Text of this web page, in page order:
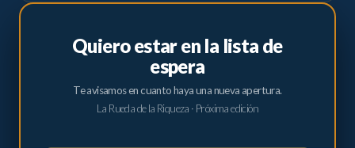
Quiero estar en la lista de
espera
Te avisamos en cuanto haya una nueva apertura.
La Rueda de la Riqueza · Próxima edición